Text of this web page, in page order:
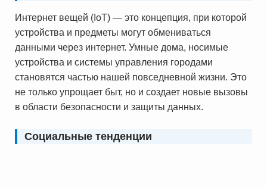
Интернет вещей (IoT) — это концепция, при которой
устройства и предметы могут обмениваться
данными через интернет. Умные дома, носимые
устройства и системы управления городами
становятся частью нашей повседневной жизни. Это
не только упрощает быт, но и создает новые вызовы
в области безопасности и защиты данных.
Социальные тенденции